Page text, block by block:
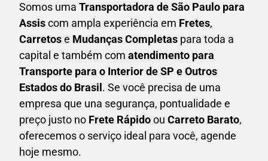
Somos uma Transportadora de São Paulo para
Assiscom ampla experiência em Fretes,
Carretose Mudanças Completas para toda a
capital e também com atendimento para
Transporte para o Interior de SP e Outros
Estados do Brasil . Se você precisa de uma
empresa que una segurança, pontualidade e
preço justo no Frete Rápidoou Carreto Barato,
oferecemos o serviço ideal para você, agende
hoje mesmo.